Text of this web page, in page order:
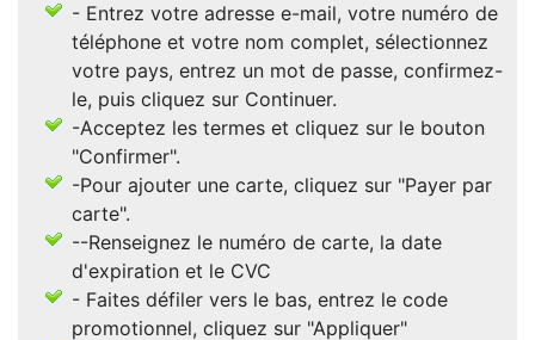
- Entrez votre adresse e-mail, votre numéro de
téléphone et votre nom complet, sélectionnez
votre pays, entrez un mot de passe, confirmez-
le, puis cliquez sur Continuer.
-Acceptez les termes et cliquez sur le bouton
"Confirmer".
-Pour ajouter une carte, cliquez sur "Payer par
carte".
--Renseignez le numéro de carte, la date
d'expiration et le CVC
- Faites défiler vers le bas, entrez le code
promotionnel, cliquez sur "Appliquer"